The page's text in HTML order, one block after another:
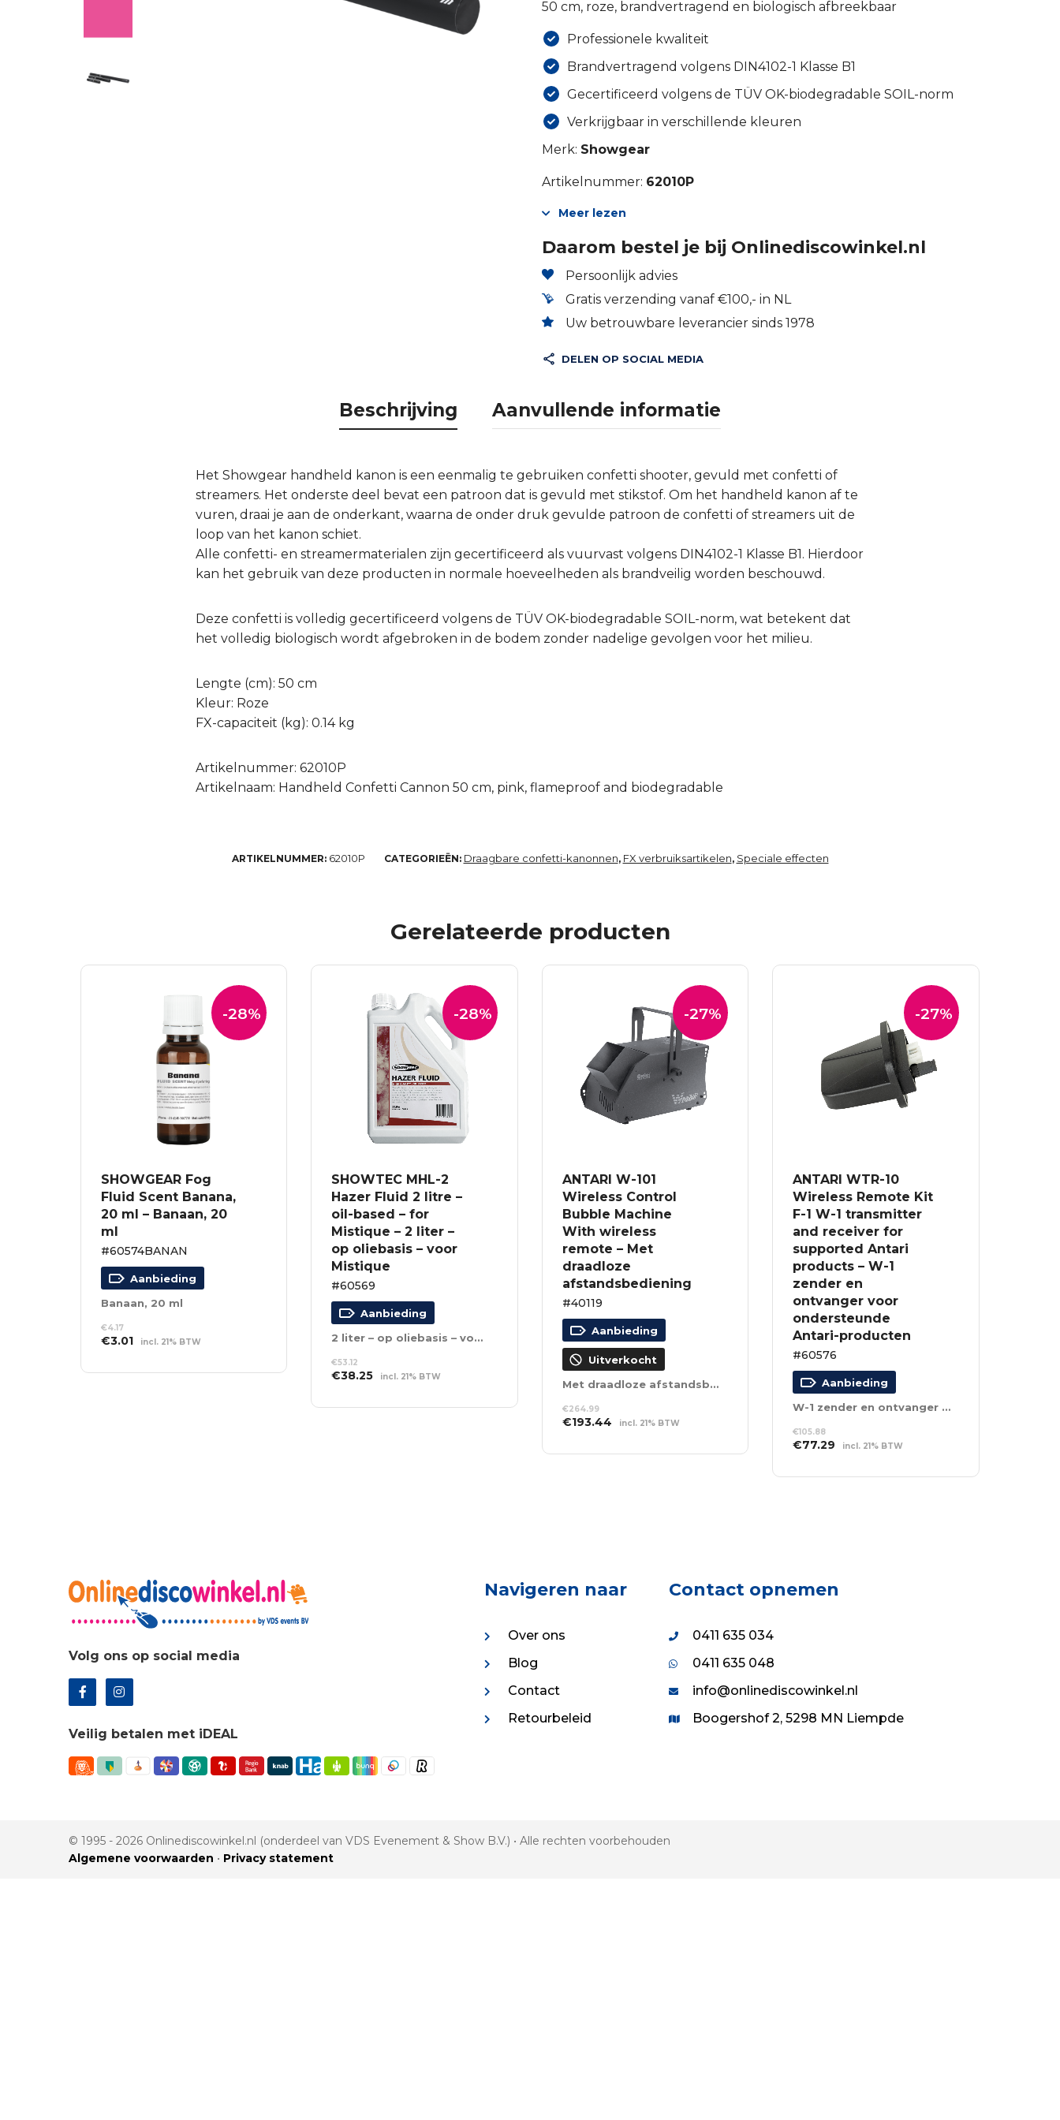
50 cm, roze, brandvertragend en biologisch afbreekbaar
Professionele kwaliteit
Brandvertragend volgens DIN4102-1 Klasse B1
Gecertificeerd volgens de TÜV OK-biodegradable SOIL-norm
Verkrijgbaar in verschillende kleuren
Merk: Showgear
Artikelnummer: 62010P
Meer lezen
Daarom bestel je bij Onlinediscowinkel.nl
Persoonlijk advies
Gratis verzending vanaf €100,- in NL
Uw betrouwbare leverancier sinds 1978
DELEN OP SOCIAL MEDIA
Beschrijving Aanvullende informatie
Het Showgear handheld kanon is een eenmalig te gebruiken confetti shooter, gevuld met confetti of
streamers. Het onderste deel bevat een patroon dat is gevuld met stikstof. Om het handheld kanon af te
vuren, draai je aan de onderkant, waarna de onder druk gevulde patroon de confetti of streamers uit de
loop van het kanon schiet.
Alle confetti- en streamermaterialen zijn gecertificeerd als vuurvast volgens DIN4102-1 Klasse B1. Hierdoor
kan het gebruik van deze producten in normale hoeveelheden als brandveilig worden beschouwd.
Deze confetti is volledig gecertificeerd volgens de TÜV OK-biodegradable SOIL-norm, wat betekent dat
het volledig biologisch wordt afgebroken in de bodem zonder nadelige gevolgen voor het milieu.
Lengte (cm): 50 cm
Kleur: Roze
FX-capaciteit (kg): 0.14 kg
Artikelnummer: 62010P
Artikelnaam: Handheld Confetti Cannon 50 cm, pink, flameproof and biodegradable
ARTIKELNUMMER: 62010P CATEGORIEËN: Draagbare confetti-kanonnen, FX verbruiksartikelen, Speciale effecten
Gerelateerde producten
-28%
SHOWGEAR Fog
Fluid Scent Banana,
20 ml – Banaan, 20
ml
#60574BANAN
Aanbieding
Banaan, 20 ml
€4.17
Oorspronkelijke
was:
€3.01Huidige
is:
incl. 21% BTW
WINKELWAGEN
-28%
SHOWTEC MHL-2
Hazer Fluid 2 litre –
oil-based – for
Mistique – 2 liter –
op oliebasis – voor
Mistique
#60569
Aanbieding
2 liter – op oliebasis – voor Mistique
€53.12
Oorspronkelijke
was:
€38.25Huidige
is:
incl. 21% BTW
WINKELWAGEN
-27%
ANTARI W-101
Wireless Control
Bubble Machine
With wireless
remote – Met
draadloze
afstandsbediening
#40119
Aanbieding
Uitverkocht
Met draadloze afstandsbediening
€264.99
Oorspronkelijke
was:
€193.44Huidige
is:
incl. 21% BTW
-27%
ANTARI WTR-10
Wireless Remote Kit
F-1 W-1 transmitter
and receiver for
supported Antari
products – W-1
zender en
ontvanger voor
ondersteunde
Antari-producten
#60576
Aanbieding
W-1 zender en ontvanger voor ondersteunde Antari-producten
€105.88
Oorspronkelijke
was:
€77.29 Huidige
is:
incl. 21% BTW
WINKELWAGEN
Volg ons op social media
Veilig betalen met iDEAL
Navigeren naar
Over ons
Blog
Contact
Retourbeleid
Contact opnemen
0411 635 034
0411 635 048
info@onlinediscowinkel.nl
Boogershof 2, 5298 MN Liempde
© 1995 - 2026 Onlinediscowinkel.nl (onderdeel van VDS Evenement & Show B.V.) • Alle rechten voorbehouden
Algemene voorwaarden • Privacy statement